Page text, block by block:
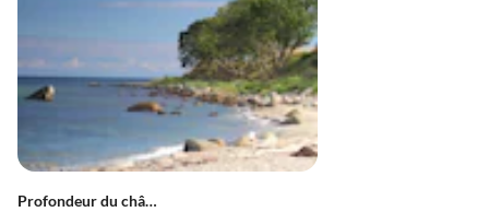
Profondeur du château